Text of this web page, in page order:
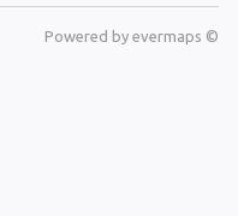
Powered by evermaps ©